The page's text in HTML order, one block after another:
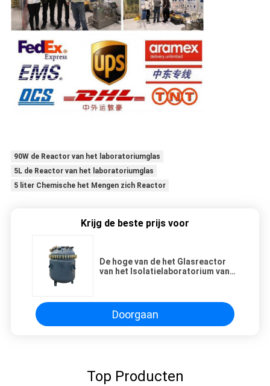
90W de Reactor van het laboratoriumglas
5L de Reactor van het laboratoriumglas
5 liter Chemische het Mengen zich Reactor
Krijg de beste prijs voor
De hoge van de het Glasreactor
van het Isolatielaboratorium van
Doorgaan
Top Producten